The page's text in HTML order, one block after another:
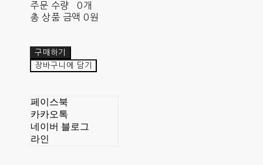
주문 수량
0개
총 상품 금액 0원
구매하기
장바구니에 담기
페이스북
카카오톡
네이버 블로그
라인